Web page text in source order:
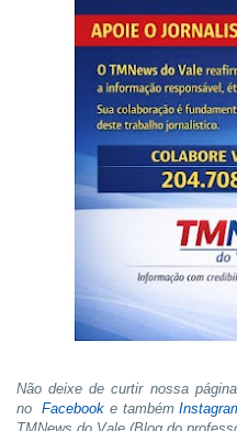
Não deixe de curtir nossa página
noFacebook e também